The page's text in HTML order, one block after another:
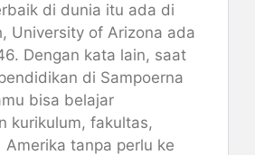
di dunia itu ada di
University of Arizona ada
Dengan kata lain, saat
di Sampoerna
bisa belajar
kurikulum, fakultas,
tanpa perlu ke